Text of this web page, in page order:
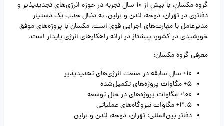
گروه مکسان، با بیش از 10 سال تجربه در حوزه انرژی‌های تجدیدپذیر و
دفاتری در تهران، دوحه، لندن و برلین، به دنبال جذب یک دستیار
مدیرعامل با مهارت‌های اجرایی قوی است. مکسان با پروژه‌های موفق
خورشیدی در کشور، پیشتاز در ارائه راهکارهای انرژی پایدار است.
معرفی گروه مکسان:
10+ سال سابقه در صنعت انرژی‌های تجدیدپذیر
5+ مگاوات پروژه‌های تکمیل‌شده
100+ مگاوات پروژه‌های در حال توسعه
3.5+ مگاوات نیروگاه‌های عملیاتی
دفاتر بین‌المللی: تهران، دوحه، لندن و برلین